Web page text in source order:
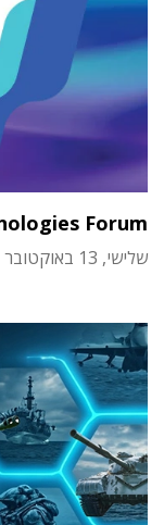
Forum
שלישי, 13 באוקטובר 2026